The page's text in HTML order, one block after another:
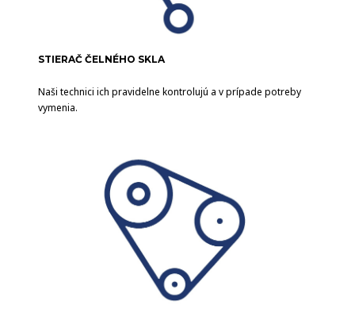
STIERAČ ČELNÉHO SKLA
Naši technici ich pravidelne kontrolujú a v prípade potreby
vymenia.